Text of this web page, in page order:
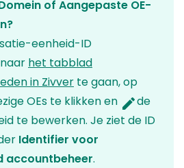
of Aangepaste OE-
eenheid-ID
het tabblad
in Zivver te gaan, op
OEs te klikken en editde
te bewerken. Je ziet de ID
Identifier voor
accountbeheer.